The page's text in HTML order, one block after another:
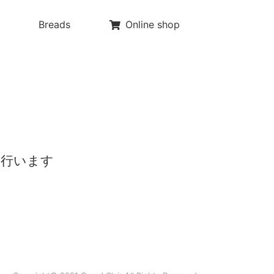
Breads Online shop
います